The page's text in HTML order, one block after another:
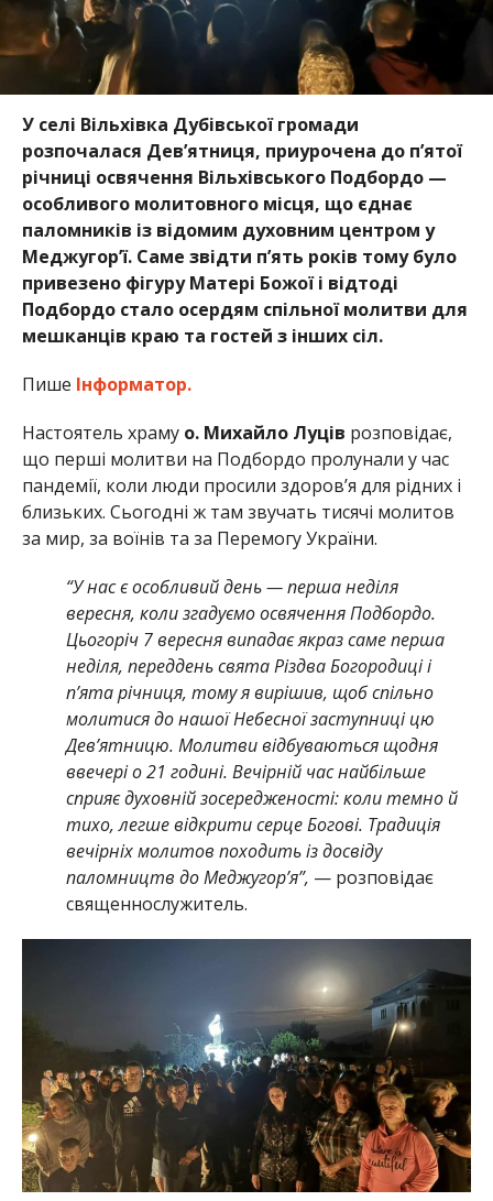
У селі Вільхівка Дубівської громади
розпочалася Дев’ятниця, приурочена до п’ятої
річниці освячення Вільхівського Подбордо —
особливого молитовного місця, що єднає
паломників із відомим духовним центром у
Меджугор’ї. Саме звідти п’ять років тому було
привезено фігуру Матері Божої і відтоді
Подбордо стало осердям спільної молитви для
мешканців краю та гостей з інших сіл.
Пише Інформатор.
Настоятель храму о. Михайло Луців розповідає,
що перші молитви на Подбордо пролунали у час
пандемії, коли люди просили здоров’я для рідних і
близьких. Сьогодні ж там звучать тисячі молитов
за мир, за воїнів та за Перемогу України.
“У нас є особливий день — перша неділя
вересня, коли згадуємо освячення Подбордо.
Цьогоріч 7 вересня випадає якраз саме перша
неділя, переддень свята Різдва Богородиці і
п’ята річниця, тому я вирішив, щоб спільно
молитися до нашої Небесної заступниці цю
Дев’ятницю. Молитви відбуваються щодня
ввечері о 21 годині. Вечірній час найбільше
сприяє духовній зосередженості: коли темно й
тихо, легше відкрити серце Богові. Традиція
вечірніх молитов походить із досвіду
паломництв до Меджугор’я”, — розповідає
священнослужитель.